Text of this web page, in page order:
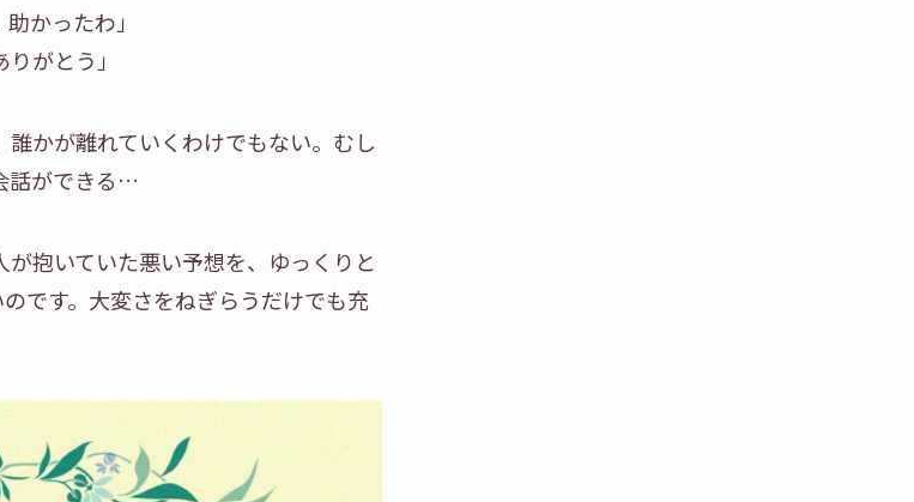
かったわ」
がとう」
かが離れていくわけでもない。むし
話ができる…
抱いていた悪い予想を、ゆっくりと
です。大変さをねぎらうだけでも充